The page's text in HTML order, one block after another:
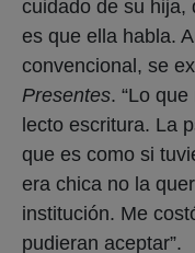
cuidado de su hija,
es que ella habla.
convencional, se
Presentes. “Lo
lecto escritura. La
que es como si
era chica no la
institución. Me
pudieran aceptar”.